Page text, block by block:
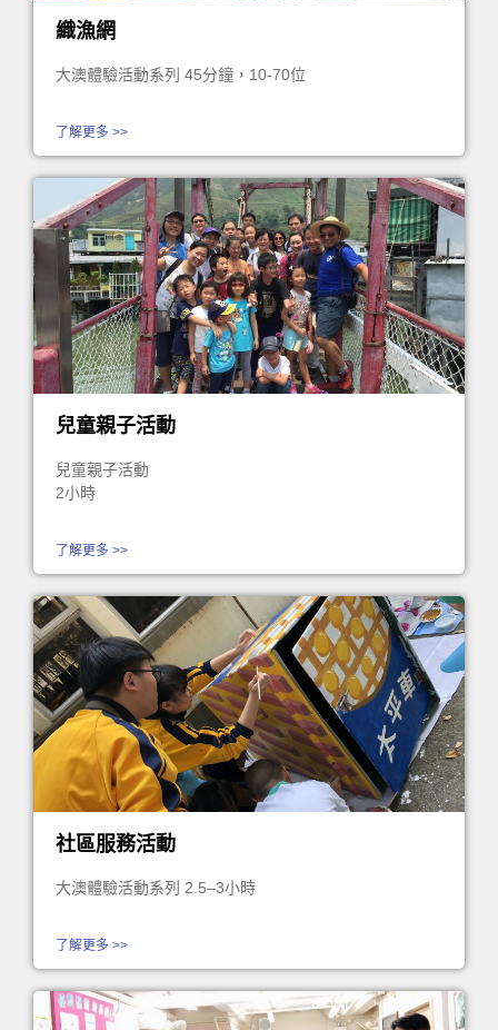
織漁網
大澳體驗活動系列 45分鐘，10-70位
了解更多 >>
兒童親子活動
兒童親子活動
2小時
了解更多 >>
社區服務活動
大澳體驗活動系列 2.5–3小時
了解更多 >>